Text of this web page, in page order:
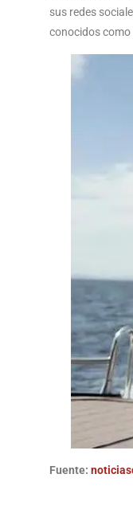
sus redes
conocidos como
Fuente: